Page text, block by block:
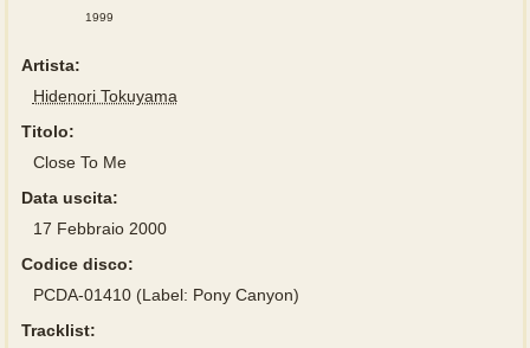
1999
Artista:
Hidenori Tokuyama
Titolo:
Close To Me
Data uscita:
17 Febbraio 2000
Codice disco:
PCDA-01410 (Label: Pony Canyon)
Tracklist: